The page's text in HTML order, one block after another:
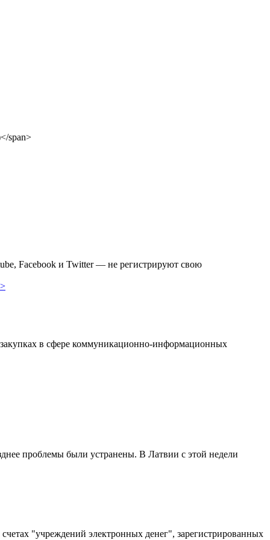
Facebook и Twitter — не регистрируют свою
в сфере коммуникационно-информационных
проблемы были устранены. В Латвии с этой недели
"учреждений электронных денег", зарегистрированных